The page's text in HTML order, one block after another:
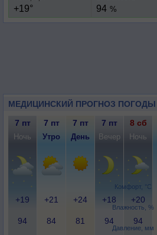
+19° 94 %
МЕДИЦИНСКИЙ ПРОГНОЗ ПОГОДЫ
Комфорт, °C
Влажность, %
Давление, мм
7 пт 7 пт 7 пт 7 пт 8 сб
Ночь Утро День Вечер Ночь
+19 +21 +24 +18 +20
94 84 81 94 94